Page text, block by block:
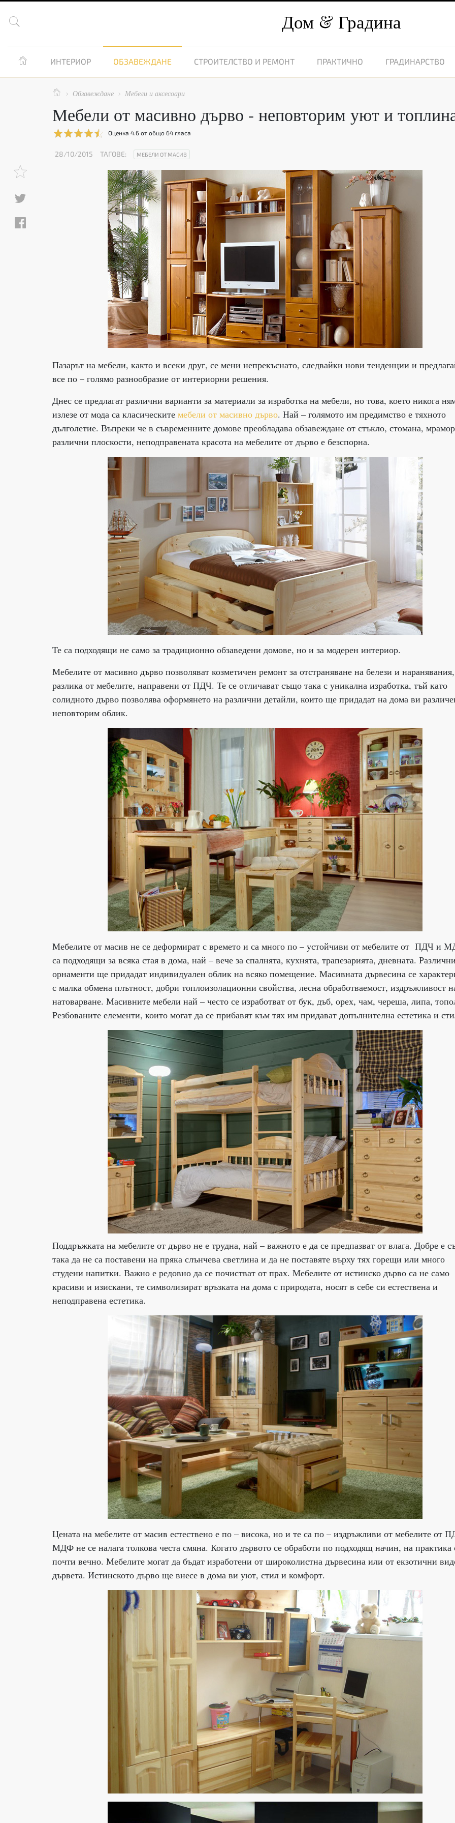
 Дом Градина
 ИНТЕРИОР ОБЗАВЕЖДАНЕ СТРОИТЕЛСТВО И РЕМОНТ ПРАКТИЧНО ГРАДИНАРСТВО
  Обзавеждане  Мебели и аксесоари
Мебели от масивно дърво - неповторим уют и
Оценка 4.6от общо 64гласа
28/10/2015 ТАГОВЕ: МЕБЕЛИ ОТ МАСИВ
Пазарът на мебели, както и всеки друг, се мени непрекъснато, следвайки нови тенденции и
все по – голямо разнообразие от интериорни решения.
Днес се предлагат различни варианти за материали за изработка на мебели, но това, което никога
излезе от мода са класическите мебели от масивно дърво. Най – голямото им предимство е тяхното
дълголетие. Въпреки че в съвременните домове преобладава обзавеждане от стъкло, стомана,
различни плоскости, неподправената красота на мебелите от дърво е безспорна.
Те са подходящи не само за традиционно обзаведени домове, но и за модерен интериор.
Мебелите от масивно дърво позволяват козметичен ремонт за отстраняване на белези и
разлика от мебелите, направени от ПДЧ. Те се отличават също така с уникална изработка, тъй като
солидното дърво позволява оформянето на различни детайли, които ще придадат на дома ви
неповторим облик.
Мебелите от масив не се деформират с времето и са много по – устойчиви от мебелите от ПДЧ и
са подходящи за всяка стая в дома, най – вече за спалнята, кухнята, трапезарията, дневната.
орнаменти ще придадат индивидуален облик на всяко помещение. Масивната дървесина се
с малка обмена плътност, добри топлоизолационни свойства, лесна обработваемост, издръжливост
натоварване. Масивните мебели най – често се изработват от бук, дъб, орех, чам, череша, липа,
Резбованите елементи, които могат да се прибавят към тях им придават допълнителна естетика и
Поддръжката на мебелите от дърво не е трудна, най – важното е да се предпазват от влага. Добре е
така да не са поставени на пряка слънчева светлина и да не поставяте върху тях горещи или много
студени напитки. Важно е редовно да се почистват от прах. Мебелите от истинско дърво са не само
красиви и изискани, те символизират връзката на дома с природата, носят в себе си естествена и
неподправена естетика.
Цената на мебелите от масив естествено е по – висока, но и те са по – издръжливи от мебелите от
МДФ не се налага толкова честа смяна. Когато дървото се обработи по подходящ начин, на практика
почти вечно. Мебелите могат да бъдат изработени от широколистна дървесина или от екзотични
дървета. Истинското дърво ще внесе в дома ви уют, стил и комфорт.